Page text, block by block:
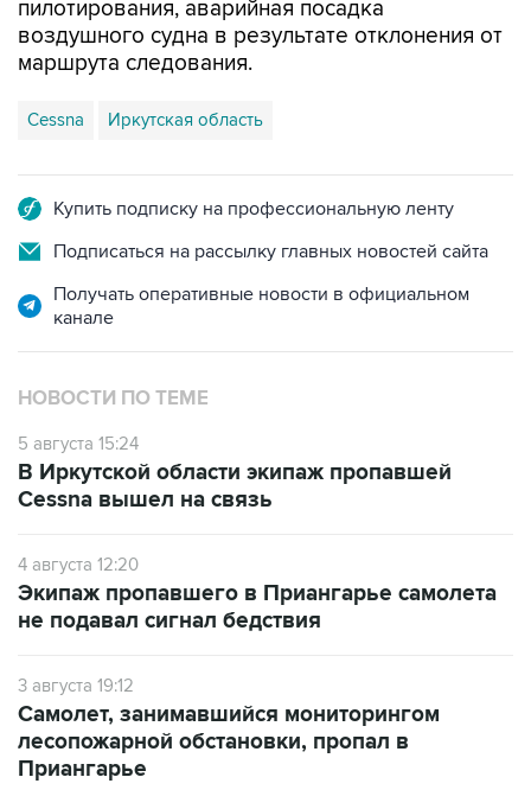
пилотирования, аварийная посадка
воздушного судна в результате отклонения от
маршрута следования.
Cessna Иркутская область
Купить подписку на профессиональную ленту
Подписаться на рассылку главных новостей сайта
Получать оперативные новости в официальном
канале
НОВОСТИ ПО ТЕМЕ
5 августа 15:24
В Иркутской области экипаж пропавшей
Cessna вышел на связь
4 августа 12:20
Экипаж пропавшего в Приангарье самолета
не подавал сигнал бедствия
3 августа 19:12
Самолет, занимавшийся мониторингом
лесопожарной обстановки, пропал в
Приангарье